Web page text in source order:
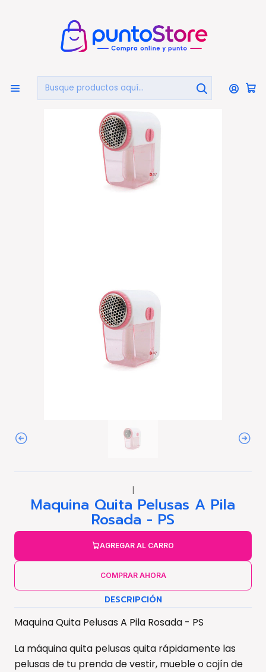
Inicio HOGAR Y DECORACIÓN Limpieza
Maquina Quita Pelusas A Pila Rosada - PS
|
Maquina Quita Pelusas A Pila
Rosada - PS
AGREGAR AL CARRO
COMPRAR AHORA
DESCRIPCIÓN
Maquina Quita Pelusas A Pila Rosada - PS
La máquina quita pelusas quita rápidamente las
pelusas de tu prenda de vestir, mueble o cojín de